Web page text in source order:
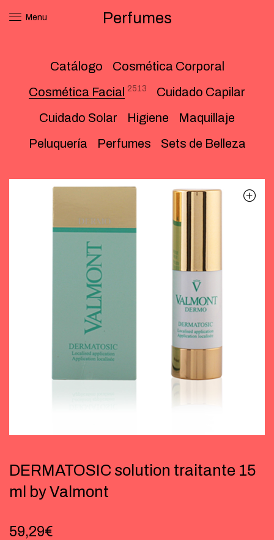
Menu Perfumes
Catálogo
Cosmética Corporal
Cosmética Facial 2513
Cuidado Capilar
Cuidado Solar
Higiene
Maquillaje
Peluquería
Perfumes Sets de Belleza
DERMATOSIC solution traitante 15
ml by Valmont
59,29€